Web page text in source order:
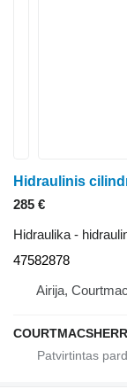
285 €
Hidraulika -
47582878
Airija,